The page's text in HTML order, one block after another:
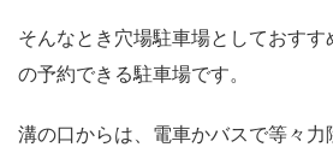
そんなとき穴場駐車場としておす
の予約できる駐車場です。
溝の口からは、電車かバスで等々力